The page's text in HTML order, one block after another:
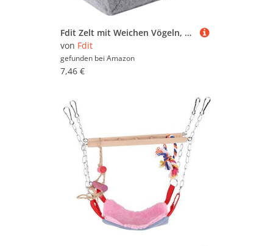
Fdit Zelt mit Weichen Vögeln, Heißer Hangar für Vögel, Bequeme Hängematte, Bequemes Winterbett für Haustiere (S)
von Fdit
gefunden bei Amazon
7,46 €